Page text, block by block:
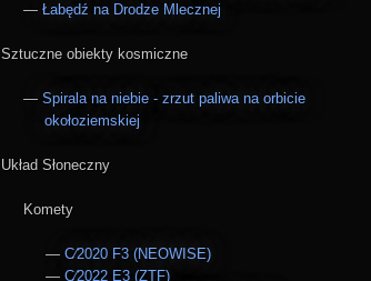
Łabędź na Drodze Mlecznej
Sztuczne obiekty kosmiczne
Spirala na niebie - zrzut paliwa na orbicie
okołoziemskiej
Układ Słoneczny
Komety
C∕2020 F3 (NEOWISE)
C∕2022 E3 (ZTF)